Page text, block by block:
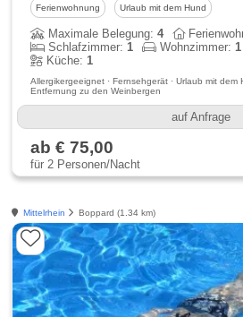
Ferienwohnung Urlaub mit dem Hund
Maximale Belegung:4
Schlafzimmer:1 Wohnzimmer:1
Küche:1
Allergikergeeignet · Fernsehgerät · Urlaub mit dem
Entfernung zu den Weinbergen
auf Anfrage
ab € 75,00
für 2 Personen/Nacht
Mittelrhein Boppard (1.34 km)